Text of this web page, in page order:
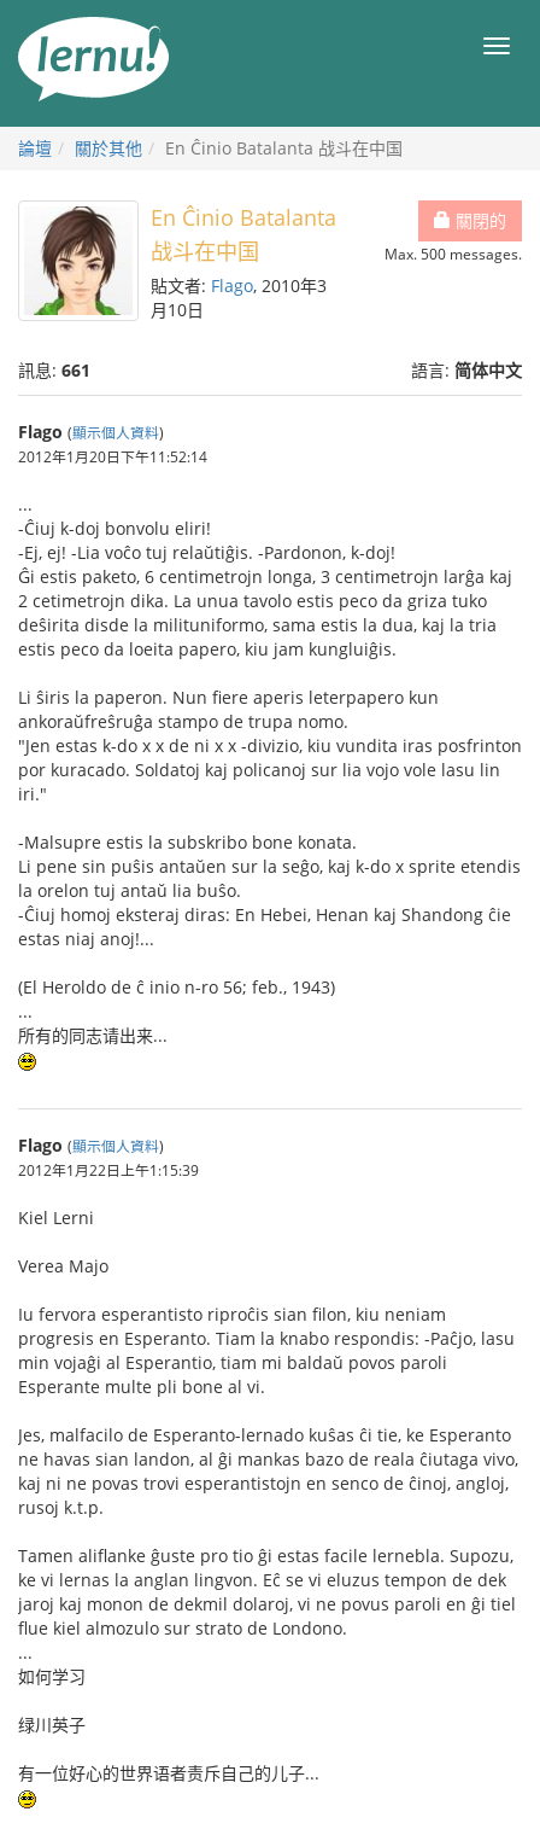
目
論壇 關於其他 En Ĉinio Batalanta 战斗在中国
關閉的
Max. 500 messages.
En Ĉinio Batalanta
战斗在中国
貼文者: Flago, 2010年3
月10日
訊息: 661 語言: 简体中文
Flago (顯示個人資料)
2012年1月20日下午11:52:14
...
-Ĉiuj k-doj bonvolu eliri!
-Ej, ej! -Lia voĉo tuj relaŭtiĝis. -Pardonon, k-doj!
Ĝi estis paketo, 6 centimetrojn longa, 3 centimetrojn larĝa kaj
2 cetimetrojn dika. La unua tavolo estis peco da griza tuko
deŝirita disde la milituniformo, sama estis la dua, kaj la tria
estis peco da loeita papero, kiu jam kungluiĝis.
Li ŝiris la paperon. Nun fiere aperis leterpapero kun
ankoraŭfreŝruĝa stampo de trupa nomo.
"Jen estas k-do x x de ni x x -divizio, kiu vundita iras posfrinton
por kuracado. Soldatoj kaj policanoj sur lia vojo vole lasu lin
iri."
-Malsupre estis la subskribo bone konata.
Li pene sin puŝis antaŭen sur la seĝo, kaj k-do x sprite etendis
la orelon tuj antaŭ lia buŝo.
-Ĉiuj homoj eksteraj diras: En Hebei, Henan kaj Shandong ĉie
estas niaj anoj!...
(El Heroldo de ĉ inio n-ro 56; feb., 1943)
...
所有的同志请出来...
Flago (顯示個人資料)
2012年1月22日上午1:15:39
Kiel Lerni
Verea Majo
Iu fervora esperantisto riproĉis sian filon, kiu neniam
progresis en Esperanto. Tiam la knabo respondis: -Paĉjo, lasu
min vojaĝi al Esperantio, tiam mi baldaŭ povos paroli
Esperante multe pli bone al vi.
Jes, malfacilo de Esperanto-lernado kuŝas ĉi tie, ke Esperanto
ne havas sian landon, al ĝi mankas bazo de reala ĉiutaga vivo,
kaj ni ne povas trovi esperantistojn en senco de ĉinoj, angloj,
rusoj k.t.p.
Tamen aliflanke ĝuste pro tio ĝi estas facile lernebla. Supozu,
ke vi lernas la anglan lingvon. Eĉ se vi eluzus tempon de dek
jaroj kaj monon de dekmil dolaroj, vi ne povus paroli en ĝi tiel
flue kiel almozulo sur strato de Londono.
...
如何学习
绿川英子
有一位好心的世界语者责斥自己的儿子...